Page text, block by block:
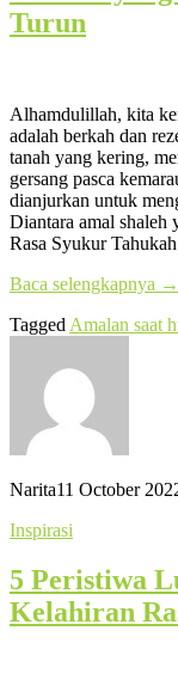
Turun
Alhamdulillah, kita
adalah berkah dan
tanah yang kering,
gersang pasca
dianjurkan untuk
Diantara amal shaleh
Rasa Syukur
Baca selengkapnya →
Tagged Amalan saat
Narita11 October
Inspirasi
5 Peristiwa
Kelahiran